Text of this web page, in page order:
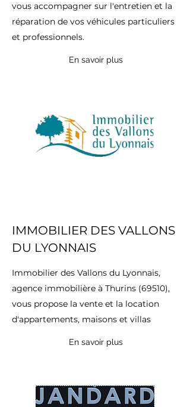
vous accompagner sur l'entretien et la
réparation de vos véhicules particuliers
et professionnels.
En savoir plus
IMMOBILIER DES VALLONS
DU LYONNAIS
Immobilier des Vallons du Lyonnais,
agence immobilière à Thurins (69510),
vous propose la vente et la location
d'appartements, maisons et villas
En savoir plus